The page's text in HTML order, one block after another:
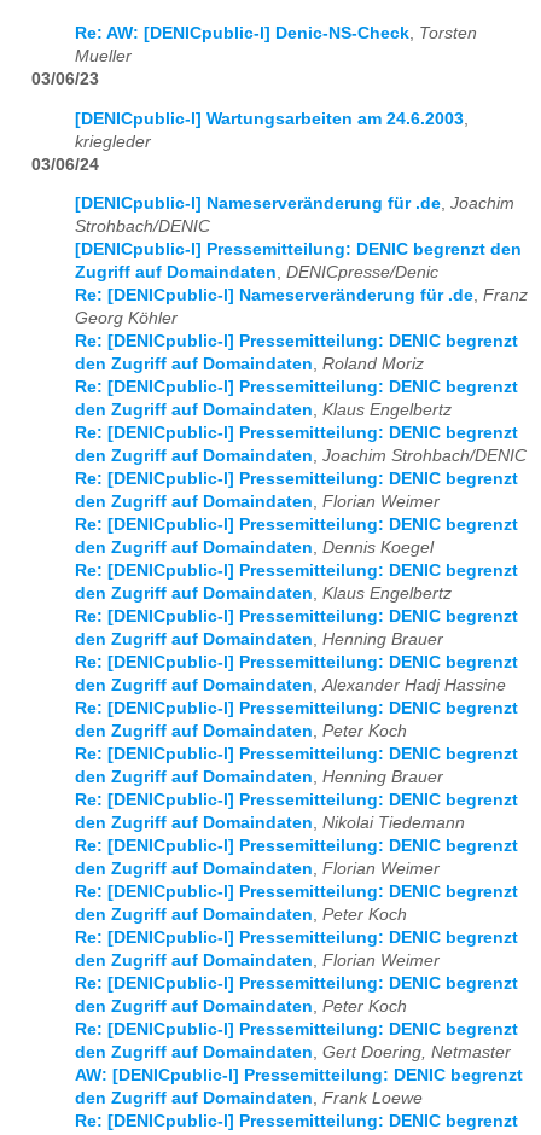
Re: AW: [DENICpublic-l] Denic-NS-Check, Torsten
Mueller
03/06/23
[DENICpublic-l] Wartungsarbeiten am 24.6.2003
kriegleder
03/06/24
[DENICpublic-l] Nameserveränderung für .de, Joachim
Strohbach/DENIC
[DENICpublic-l] Pressemitteilung: DENIC begrenzt den
Zugriff auf Domaindaten, DENICpresse/Denic
Re: [DENICpublic-l] Nameserveränderung für .de, Franz
Georg Köhler
Re: [DENICpublic-l] Pressemitteilung: DENIC begrenzt
den Zugriff auf Domaindaten, Roland Moriz
Re: [DENICpublic-l] Pressemitteilung: DENIC begrenzt
den Zugriff auf Domaindaten, Klaus Engelbertz
Re: [DENICpublic-l] Pressemitteilung: DENIC begrenzt
den Zugriff auf Domaindaten, Joachim Strohbach/DENIC
Re: [DENICpublic-l] Pressemitteilung: DENIC begrenzt
den Zugriff auf Domaindaten, Florian Weimer
Re: [DENICpublic-l] Pressemitteilung: DENIC begrenzt
den Zugriff auf Domaindaten, Dennis Koegel
Re: [DENICpublic-l] Pressemitteilung: DENIC begrenzt
den Zugriff auf Domaindaten, Klaus Engelbertz
Re: [DENICpublic-l] Pressemitteilung: DENIC begrenzt
den Zugriff auf Domaindaten, Henning Brauer
Re: [DENICpublic-l] Pressemitteilung: DENIC begrenzt
den Zugriff auf Domaindaten,Alexander Hadj Hassine
Re: [DENICpublic-l] Pressemitteilung: DENIC begrenzt
den Zugriff auf Domaindaten, Peter Koch
Re: [DENICpublic-l] Pressemitteilung: DENIC begrenzt
den Zugriff auf Domaindaten, Henning Brauer
Re: [DENICpublic-l] Pressemitteilung: DENIC begrenzt
den Zugriff auf Domaindaten, Nikolai Tiedemann
Re: [DENICpublic-l] Pressemitteilung: DENIC begrenzt
den Zugriff auf Domaindaten, Florian Weimer
Re: [DENICpublic-l] Pressemitteilung: DENIC begrenzt
den Zugriff auf Domaindaten, Peter Koch
Re: [DENICpublic-l] Pressemitteilung: DENIC begrenzt
den Zugriff auf Domaindaten, Florian Weimer
Re: [DENICpublic-l] Pressemitteilung: DENIC begrenzt
den Zugriff auf Domaindaten, Peter Koch
Re: [DENICpublic-l] Pressemitteilung: DENIC begrenzt
den Zugriff auf Domaindaten, Gert Doering, Netmaster
AW: [DENICpublic-l] Pressemitteilung: DENIC begrenzt
den Zugriff auf Domaindaten, Frank Loewe
Re: [DENICpublic-l] Pressemitteilung: DENIC begrenzt